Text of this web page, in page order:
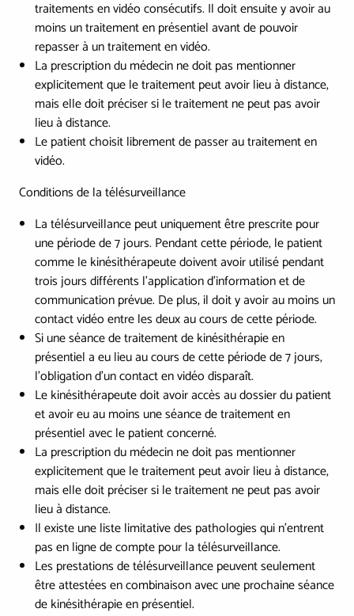
traitements en vidéo consécutifs. Il doit ensuite y avoir au
moins un traitement en présentiel avant de pouvoir
repasser à un traitement en vidéo.
La prescription du médecin ne doit pas mentionner
explicitement que le traitement peut avoir lieu à distance,
mais elle doit préciser si le traitement ne peut pas avoir
lieu à distance.
Le patient choisit librement de passer au traitement en
vidéo.
Conditions de la télésurveillance
La télésurveillance peut uniquement être prescrite pour
une période de 7 jours. Pendant cette période, le patient
comme le kinésithérapeute doivent avoir utilisé pendant
trois jours différents l’application d’information et de
communication prévue. De plus, il doit y avoir au moins un
contact vidéo entre les deux au cours de cette période.
Si une séance de traitement de kinésithérapie en
présentiel a eu lieu au cours de cette période de 7 jours,
l’obligation d’un contact en vidéo disparaît.
Le kinésithérapeute doit avoir accès au dossier du patient
et avoir eu au moins une séance de traitement en
présentiel avec le patient concerné.
La prescription du médecin ne doit pas mentionner
explicitement que le traitement peut avoir lieu à distance,
mais elle doit préciser si le traitement ne peut pas avoir
lieu à distance.
Il existe une liste limitative des pathologies qui n’entrent
pas en ligne de compte pour la télésurveillance.
Les prestations de télésurveillance peuvent seulement
être attestées en combinaison avec une prochaine séance
de kinésithérapie en présentiel.